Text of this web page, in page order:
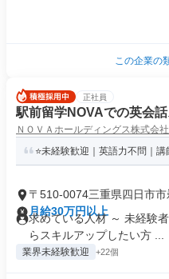
この企業の
正社員
駅前留学NOVAでの英会
ＮＯＶＡホールディングス株式会社
⭐未経験歓迎｜英語力不問｜
〒510-0074三重県四日市市
月給30万円以上
求めている人材 ～ 未経験
らスキルアップしたい方 ...
業界未経験歓迎 +22個